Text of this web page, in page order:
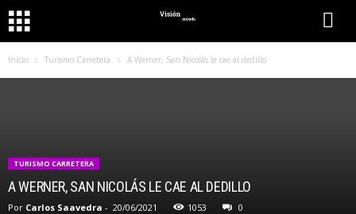
Inicio Turismo Carretera A Werner, San Nicolás le cae al dedillo
TURISMO CARRETERA
A WERNER, SAN NICOLÁS LE CAE AL DEDILLO
Por Carlos Saavedra - 20/06/2021 1053 0